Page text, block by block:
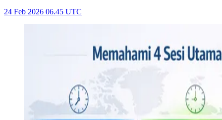
24 Feb 2026 06.45 UTC